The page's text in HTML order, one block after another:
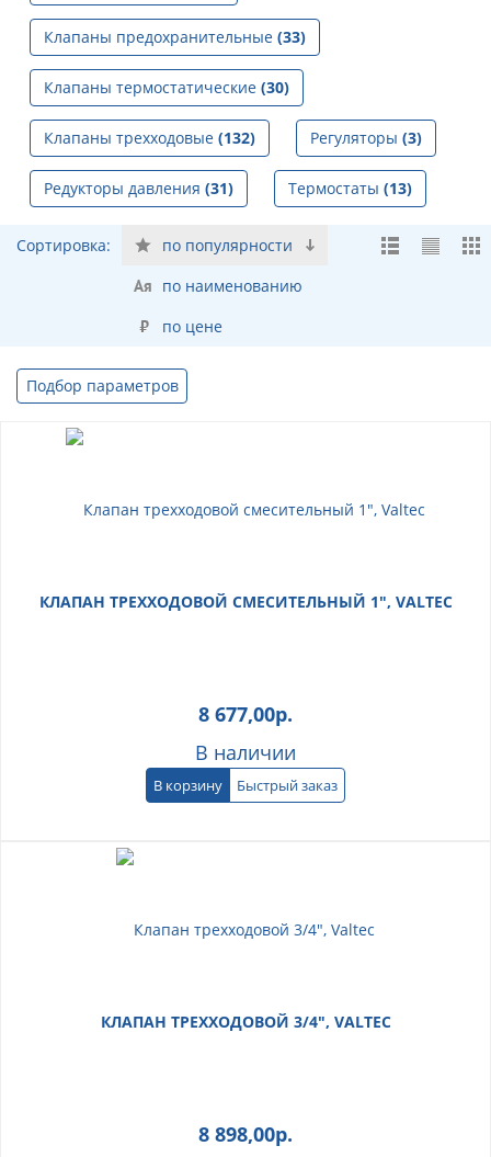
Клапаны предохранительные (33)
Клапаны термостатические (30)
Клапаны трехходовые (132) Регуляторы (3)
Редукторы давления (31) Термостаты (13)
Сортировка:
по популярности
по наименованию
по цене
Подбор параметров
КЛАПАН ТРЕХХОДОВОЙ СМЕСИТЕЛЬНЫЙ 1", VALTEC
8 677,00р.
В наличии
В корзину Быстрый заказ
КЛАПАН ТРЕХХОДОВОЙ 3/4", VALTEC
8 898,00р.